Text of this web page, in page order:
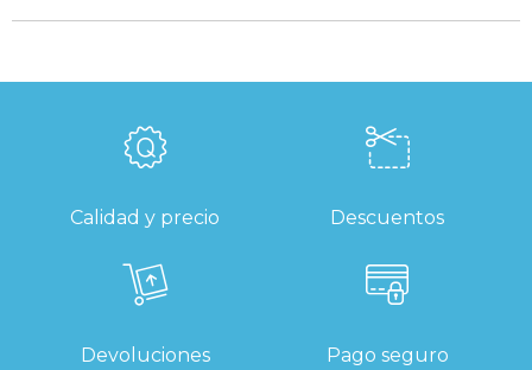
Calidad y precio Descuentos
Devoluciones Pago seguro